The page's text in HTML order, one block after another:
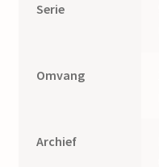
Serie
Omvang
Archief